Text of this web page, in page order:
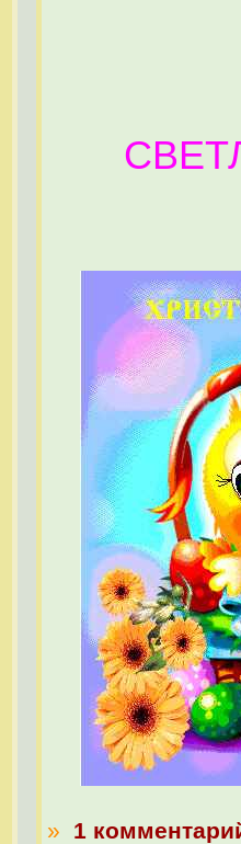
» 1